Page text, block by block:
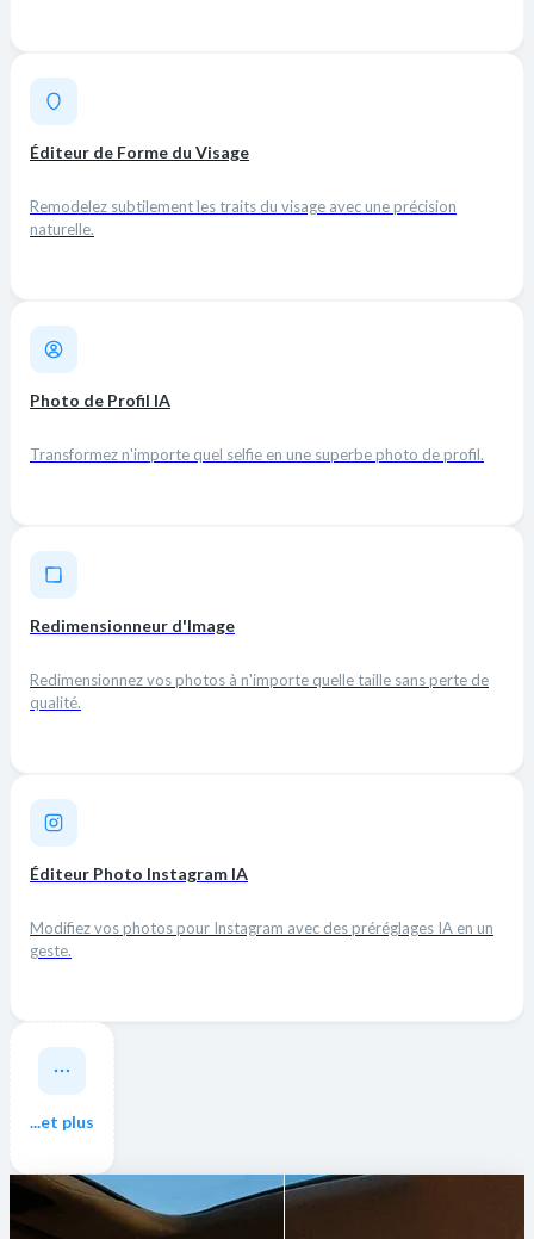
Éditeur de Forme du Visage
Remodelez subtilement les traits du visage avec une précision
naturelle.
Photo de Profil IA
Transformez n'importe quel selfie en une superbe photo de profil.
Redimensionneur d'Image
Redimensionnez vos photos à n'importe quelle taille sans perte de
qualité.
Éditeur Photo Instagram IA
Modifiez vos photos pour Instagram avec des préréglages IA en un
geste.
...et plus